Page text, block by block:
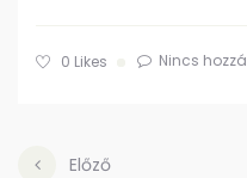
0 Likes Nincs
Előző